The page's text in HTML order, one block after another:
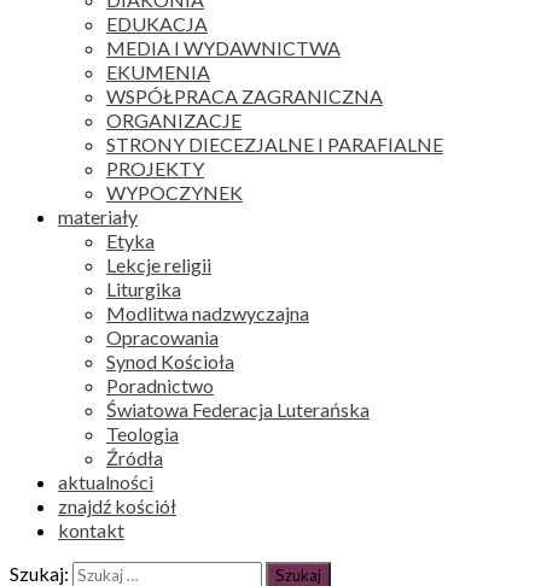
EDUKACJA
MEDIA I WYDAWNICTWA
EKUMENIA
WSPÓŁPRACA ZAGRANICZNA
ORGANIZACJE
STRONY DIECEZJALNE I PARAFIALNE
PROJEKTY
WYPOCZYNEK
materiały
Etyka
Lekcje religii
Liturgika
Modlitwa nadzwyczajna
Opracowania
Synod Kościoła
Poradnictwo
Światowa Federacja Luterańska
Teologia
Źródła
aktualności
znajdź kościół
kontakt
Szukaj: